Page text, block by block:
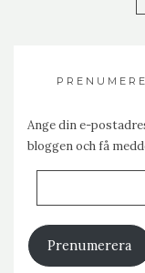
Ange din e-
bloggen och få
Prenumerera